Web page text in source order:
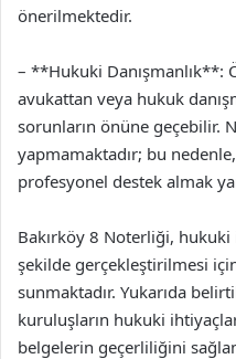
önerilmektedir.
– **Hukuki
avukattan veya hukuk
sorunların önüne geçebilir.
yapmamaktadır; bu
profesyonel destek almak
Bakırköy 8 Noterliği,
şekilde gerçekleştirilmesi
sunmaktadır. Yukarıda
kuruluşların hukuki
belgelerin geçerliliğini